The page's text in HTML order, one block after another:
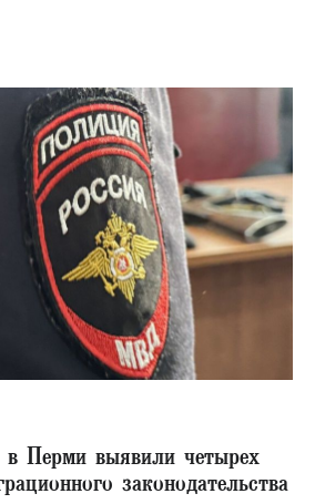
Перми выявили четырех
законодательства